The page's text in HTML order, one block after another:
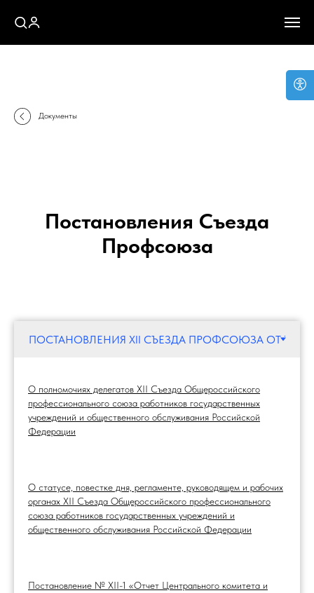
Документы
Постановления Съезда
Профсоюза
О полномочиях делегатов XII Съезда Общероссийского
профессионального союза работников государственных
учреждений и общественного обслуживания Российской
Федерации
О статусе, повестке дня, регламенте, руководящем и рабочих
органах XII Съезда Общероссийского профессионального
союза работников государственных учреждений и
общественного обслуживания Российской Федерации
Постановление № XII-1 «Отчет Центрального комитета и